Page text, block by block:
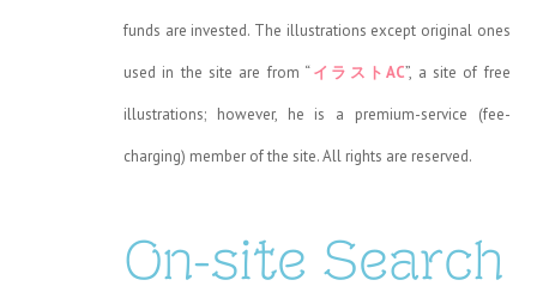
funds are invested. The illustrations except original ones
used in the site are from “イラストAC”, a site of free
illustrations; however, he is a premium-service (fee-
charging) member of the site. All rights are reserved.
On-site Search